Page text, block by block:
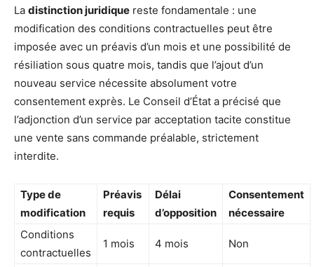
La distinction juridique reste fondamentale : une
modification des conditions contractuelles peut être
imposée avec un préavis d’un mois et une possibilité de
résiliation sous quatre mois, tandis que l’ajout d’un
nouveau service nécessite absolument votre
consentement exprès. Le Conseil d’État a précisé que
l’adjonction d’un service par acceptation tacite constitue
une vente sans commande préalable, strictement
interdite.
Type de
modification
Préavis
requis
Délai
d’opposition
Consentement
nécessaire
Conditions
contractuelles
1 mois 4 mois Non